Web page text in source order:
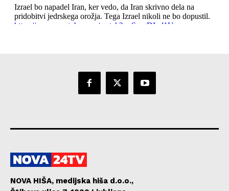
NOVA HIŠA, medijska hiša d.o.o.,